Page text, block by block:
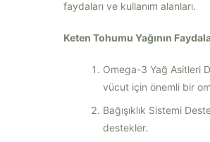
faydaları ve kullanım alanları.
Keten Tohumu Yağının
Omega-3 Yağ Asitleri
vücut için önemli bir
Bağışıklık Sistemi
destekler.